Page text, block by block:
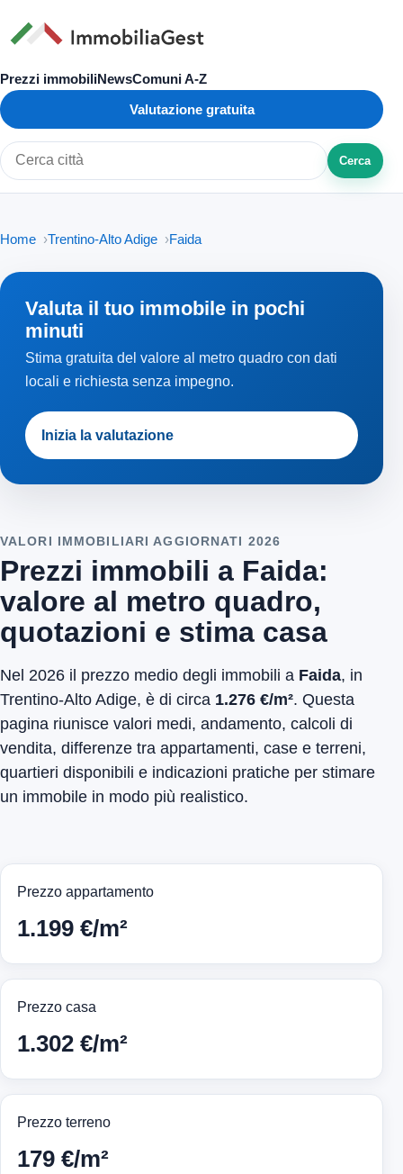
Prezzi immobiliNewsComuni A-Z
Valutazione gratuita
Cerca città o zona
Cerca
Home Trentino-Alto Adige Faida
Valuta il tuo immobile in pochi
minuti
Stima gratuita del valore al metro quadro con dati
locali e richiesta senza impegno.
Inizia la valutazione
VALORI IMMOBILIARI AGGIORNATI 2026
Prezzi immobili a Faida:
valore al metro quadro,
quotazioni e stima casa
Nel 2026 il prezzo medio degli immobili a Faida, in
Trentino-Alto Adige, è di circa 1.276 €/m². Questa
pagina riunisce valori medi, andamento, calcoli di
vendita, differenze tra appartamenti, case e terreni,
quartieri disponibili e indicazioni pratiche per stimare
un immobile in modo più realistico.
Prezzo appartamento
1.199 €/m²
Prezzo casa
1.302 €/m²
Prezzo terreno
179 €/m²